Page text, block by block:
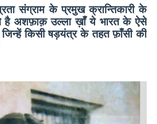
संग्राम के प्रमुख क्रान्तिकारी के
है अशफ़ाक़ उल्ला ख़ाँ ये भारत के ऐसे
किसी षड़यंत्र के तहत फ़ाँसी की